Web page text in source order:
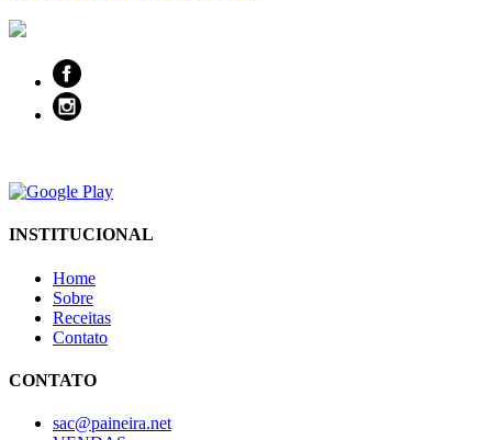
INSTITUCIONAL
Home
Sobre
Receitas
Contato
CONTATO
sac@paineira.net